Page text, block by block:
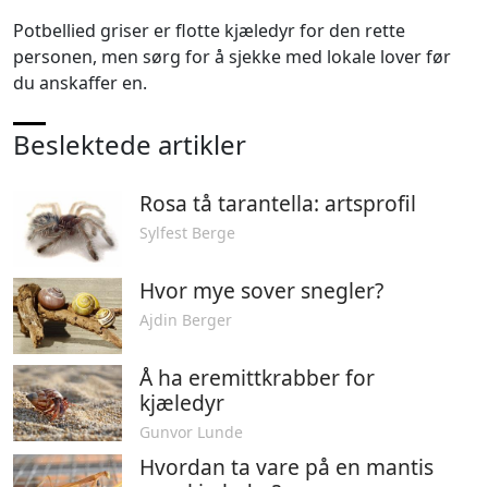
Potbellied griser er flotte kjæledyr for den rette
personen, men sørg for å sjekke med lokale lover før
du anskaffer en.
Beslektede artikler
Rosa tå tarantella: artsprofil
Sylfest Berge
Hvor mye sover snegler?
Ajdin Berger
Å ha eremittkrabber for
kjæledyr
Gunvor Lunde
Hvordan ta vare på en mantis